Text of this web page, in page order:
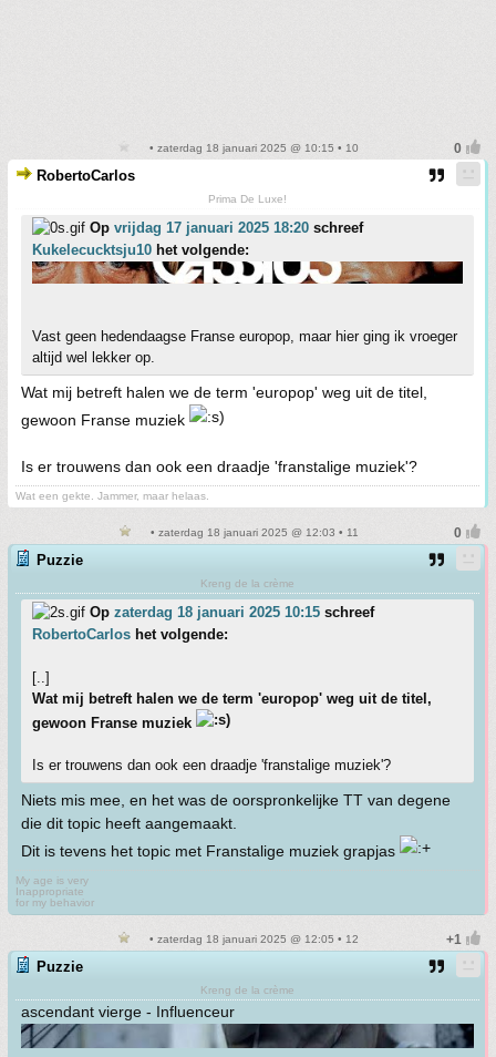
• zaterdag 18 januari 2025 @ 10:15 • 10
RobertoCarlos
Prima De Luxe!
Op vrijdag 17 januari 2025 18:20 schreef
Kukelecucktsju10 het volgende:
Vast geen hedendaagse Franse europop, maar hier ging ik vroeger
altijd wel lekker op.
Wat mij betreft halen we de term 'europop' weg uit de titel,
gewoon Franse muziek
Is er trouwens dan ook een draadje 'franstalige muziek'?
Wat een gekte. Jammer, maar helaas.
• zaterdag 18 januari 2025 @ 12:03 • 11
Puzzie
Kreng de la crème
Op zaterdag 18 januari 2025 10:15 schreef
RobertoCarlos het volgende:
[..]
Wat mij betreft halen we de term 'europop' weg uit de titel,
gewoon Franse muziek
Is er trouwens dan ook een draadje 'franstalige muziek'?
Niets mis mee, en het was de oorspronkelijke TT van degene
die dit topic heeft aangemaakt.
Dit is tevens het topic met Franstalige muziek grapjas
My age is very
Inappropriate
for my behavior
• zaterdag 18 januari 2025 @ 12:05 • 12
Puzzie
Kreng de la crème
ascendant vierge - Influenceur